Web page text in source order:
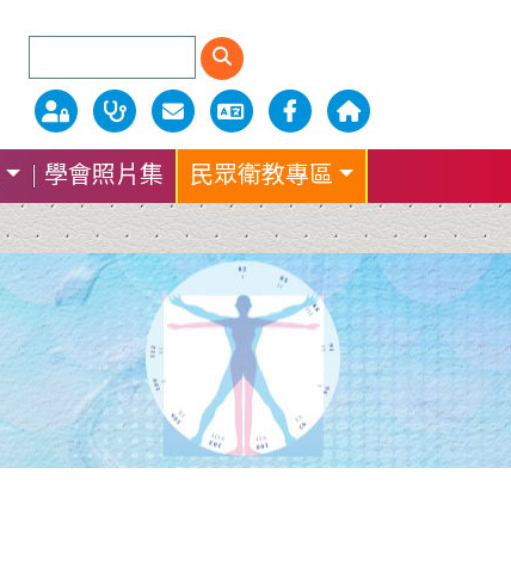
學會照片集 民眾衛教專區